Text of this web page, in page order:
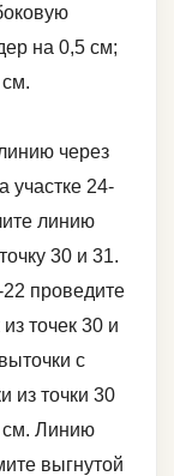
на 0,5 см;
через
участке 24-
линию
30 и 31.
проведите
точек 30 и
с
из точки 30
см. Линию
выгнутой